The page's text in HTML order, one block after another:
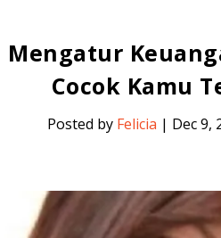
Mengatur
Cocok Kamu
Posted by Felicia | Dec 9,